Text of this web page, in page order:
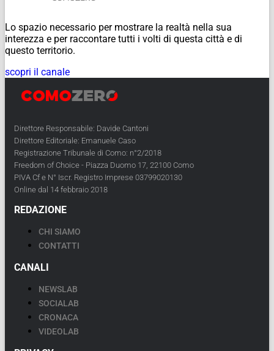
Lo spazio necessario per mostrare la realtà nella sua
interezza e per raccontare tutti i volti di questa città e di
questo territorio.
scopri il canale
Direttore Responsabile: Davide Cantoni
Direttore Editoriale: Emanuele Caso
Registrazione Tribunale di Como: n°2/2018
Freedom of Choice - Piazza Duomo 17, 22100 Como
PIVA Cf e N° Iscr. Registro Imprese 03799020130
Online dal 14 febbraio 2018
REDAZIONE
CHI SIAMO
CONTATTI
CANALI
NEWSLAB
SOCIALAB
CRONACA
VIDEOLAB